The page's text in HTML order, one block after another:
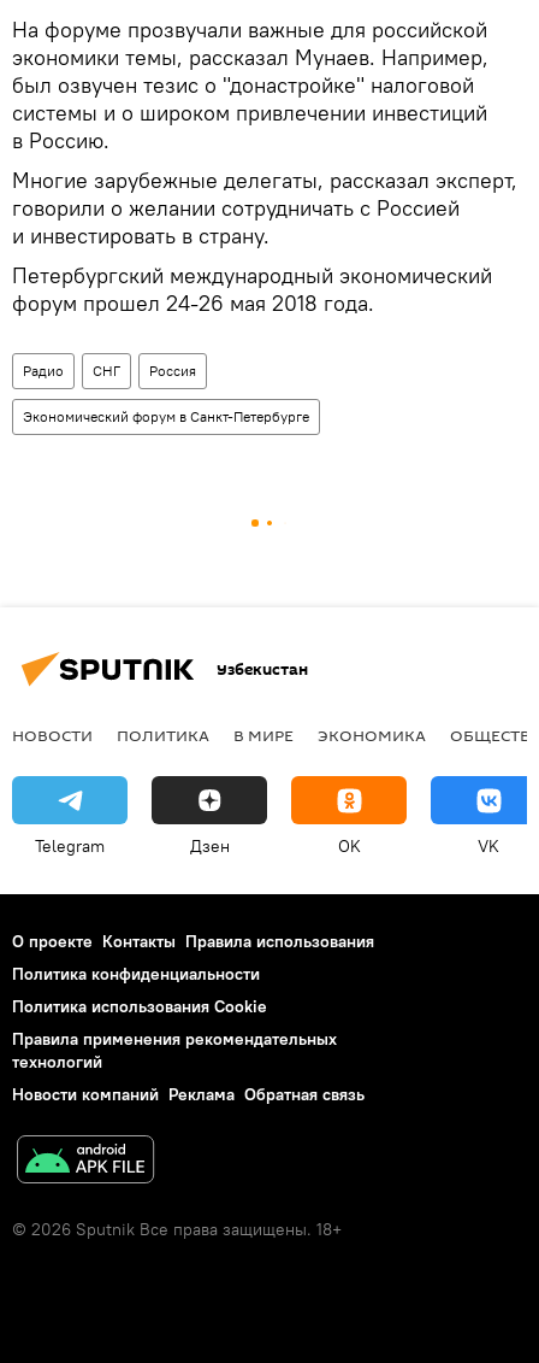
На форуме прозвучали важные для российской
экономики темы, рассказал Мунаев. Например,
был озвучен тезис о "донастройке" налоговой
системы и о широком привлечении инвестиций
в Россию.
Многие зарубежные делегаты, рассказал эксперт,
говорили о желании сотрудничать с Россией
и инвестировать в страну.
Петербургский международный экономический
форум прошел 24-26 мая 2018 года.
Радио СНГ Россия
Экономический форум в Санкт-Петербурге
Узбекистан
НОВОСТИ ПОЛИТИКА В МИРЕ ЭКОНОМИКА
Telegram Дзен OK VK
О проекте Контакты Правила использования
Политика конфиденциальности
Политика использования Cookie
Правила применения рекомендательных
технологий
Новости компаний Реклама Обратная связь
© 2026 Sputnik Все права защищены. 18+